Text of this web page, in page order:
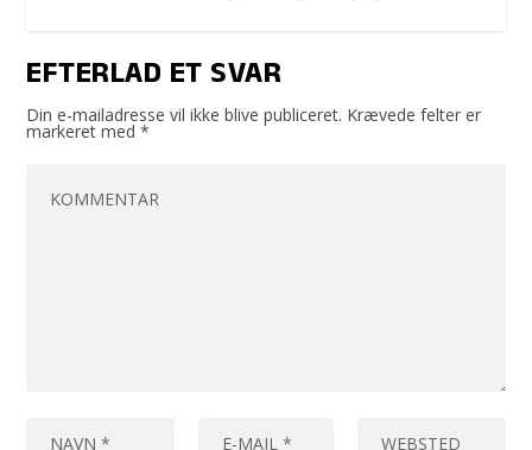
EFTERLAD ET SVAR
Din e-mailadresse vil ikke blive publiceret. Krævede felter er
markeret med*